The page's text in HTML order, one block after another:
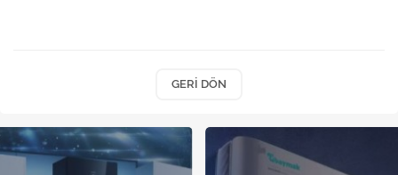
Musluk
GERI DÖN